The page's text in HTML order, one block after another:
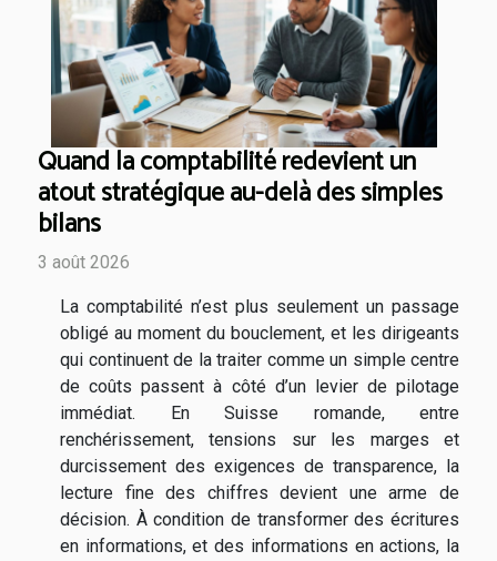
Quand la comptabilité redevient un
atout stratégique au-delà des simples
bilans
3 août 2026
La comptabilité n’est plus seulement un passage
obligé au moment du bouclement, et les dirigeants
qui continuent de la traiter comme un simple centre
de coûts passent à côté d’un levier de pilotage
immédiat. En Suisse romande, entre
renchérissement, tensions sur les marges et
durcissement des exigences de transparence, la
lecture fine des chiffres devient une arme de
décision. À condition de transformer des écritures
en informations, et des informations en actions, la